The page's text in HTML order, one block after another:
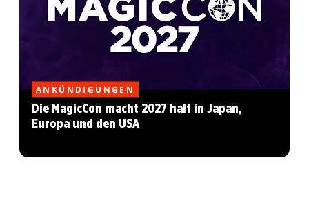
ANKÜNDIGUNGEN
Die MagicCon macht 2027 halt in Japan,
Europa und den USA